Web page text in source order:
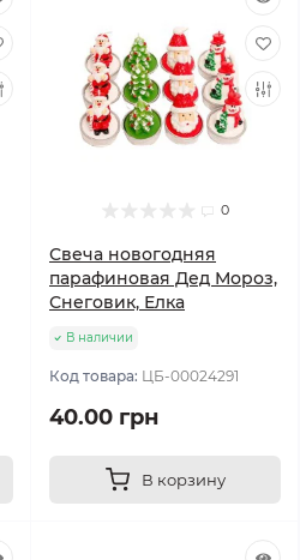
0
Свеча новогодняя
парафиновая Дед Мороз,
Снеговик, Елка
В наличии
Код товара: ЦБ-00024291
40.00 грн
В корзину